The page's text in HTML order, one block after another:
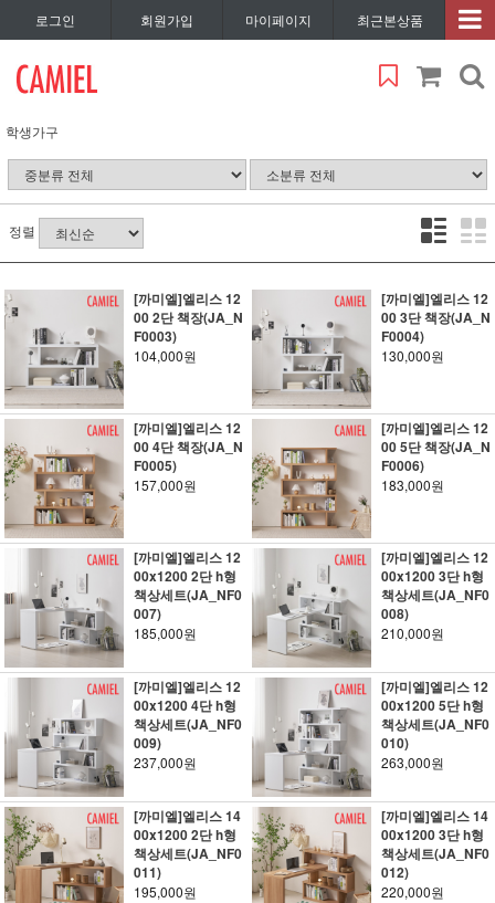
로그인 회원가입 마이페이지 최근본상품
학생가구
정렬
[까미엘]엘리스 12
00 2단 책장(JA_N
F0003)
104,000원
[까미엘]엘리스 12
00 3단 책장(JA_N
F0004)
130,000원
[까미엘]엘리스 12
00 4단 책장(JA_N
F0005)
157,000원
[까미엘]엘리스 12
00 5단 책장(JA_N
F0006)
183,000원
[까미엘]엘리스 12
00x1200 2단 h형
책상세트(JA_NF0
007)
185,000원
[까미엘]엘리스 12
00x1200 3단 h형
책상세트(JA_NF0
008)
210,000원
[까미엘]엘리스 12
00x1200 4단 h형
책상세트(JA_NF0
009)
237,000원
[까미엘]엘리스 12
00x1200 5단 h형
책상세트(JA_NF0
010)
263,000원
[까미엘]엘리스 14
00x1200 2단 h형
책상세트(JA_NF0
011)
195,000원
[까미엘]엘리스 14
00x1200 3단 h형
책상세트(JA_NF0
012)
220,000원